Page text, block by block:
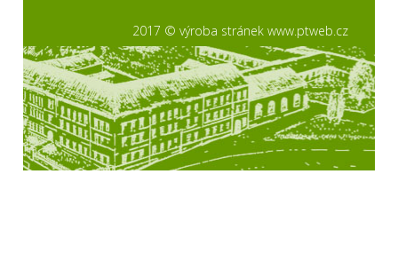
2017 © výroba stránek www.ptweb.cz